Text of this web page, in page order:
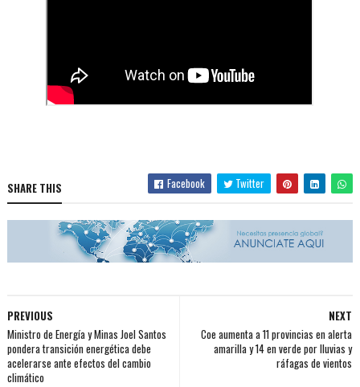
SHARE THIS Facebook Twitter
NEXT
Coe aumenta a 11 provincias en alerta
amarilla y 14 en verde por lluvias y
ráfagas de vientos
PREVIOUS
Ministro de Energía y Minas Joel Santos
pondera transición energética debe
acelerarse ante efectos del cambio
climático